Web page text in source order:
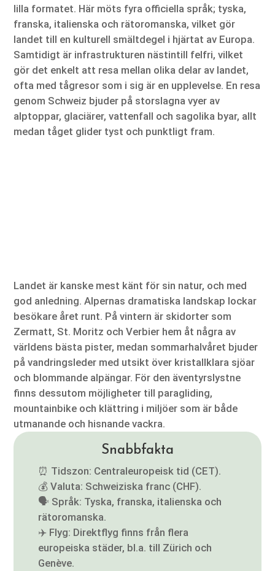
lilla formatet. Här möts fyra officiella språk; tyska,
franska, italienska och rätoromanska, vilket gör
landet till en kulturell smältdegel i hjärtat av Europa.
Samtidigt är infrastrukturen nästintill felfri, vilket
gör det enkelt att resa mellan olika delar av landet,
ofta med tågresor som i sig är en upplevelse. En resa
genom Schweiz bjuder på storslagna vyer av
alptoppar, glaciärer, vattenfall och sagolika byar, allt
medan tåget glider tyst och punktligt fram.
Landet är kanske mest känt för sin natur, och med
god anledning. Alpernas dramatiska landskap lockar
besökare året runt. På vintern är skidorter som
Zermatt, St. Moritz och Verbier hem åt några av
världens bästa pister, medan sommarhalvåret bjuder
på vandringsleder med utsikt över kristallklara sjöar
och blommande alpängar. För den äventyrslystne
finns dessutom möjligheter till paragliding,
mountainbike och klättring i miljöer som är både
utmanande och hisnande vackra.
Snabbfakta
⏰ Tidszon: Centraleuropeisk tid (CET).
💰 Valuta: Schweiziska franc (CHF).
🗣️ Språk: Tyska, franska, italienska och
rätoromanska.
✈️ Flyg: Direktflyg finns från flera
europeiska städer, bl.a. till Zürich och
Genève.